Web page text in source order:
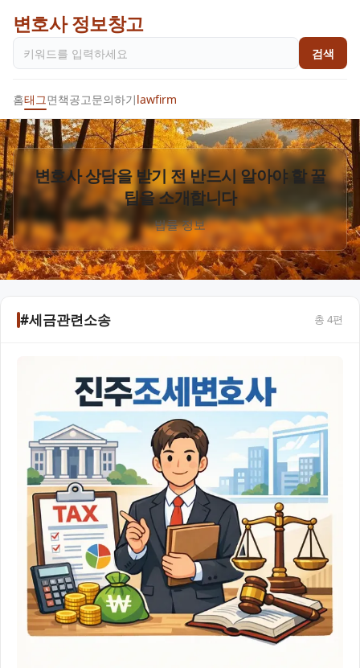
변호사 정보창고
검색
홈태그면책공고문의하기lawfirm
변호사 상담을 받기 전 반드시 알아야 할 꿀
팁을 소개합니다
법률 정보
#세금관련소송 총 4편